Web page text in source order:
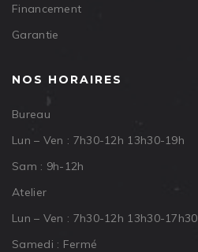
Financement
Garantie
NOS HORAIRES
Bureau
Lun – Ven : 7h30-12h 13h30-19h
Sam : 9h-12h
Atelier
Lun – Ven : 7h30-12h 13h30-17h30
Samedi : Fermé